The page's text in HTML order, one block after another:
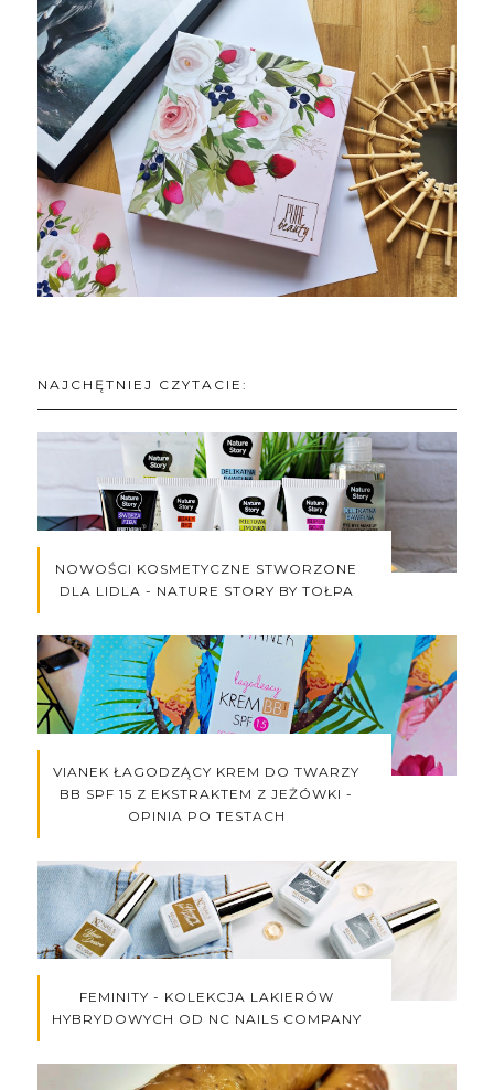
NAJCHĘTNIEJ CZYTACIE:
NOWOŚCI KOSMETYCZNE STWORZONE
DLA LIDLA - NATURE STORY BY TOŁPA
VIANEK ŁAGODZĄCY KREM DO TWARZY
BB SPF 15 Z EKSTRAKTEM Z JEŻÓWKI -
OPINIA PO TESTACH
FEMINITY - KOLEKCJA LAKIERÓW
HYBRYDOWYCH OD NC NAILS COMPANY